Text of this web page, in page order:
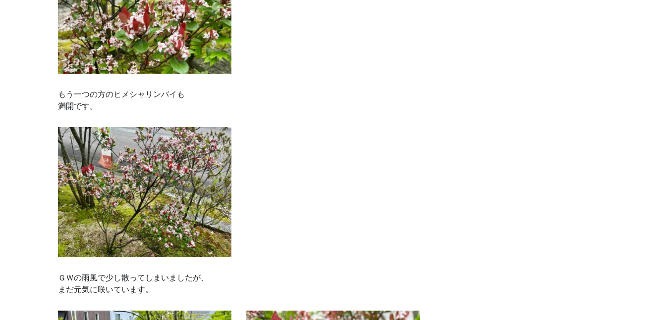
もう一つの方のヒメシャリンバイも
満開です。
ＧＷの雨風で少し散ってしまいましたが、
まだ元気に咲いています。